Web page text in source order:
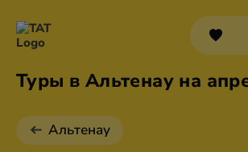
Туры в Альтенау на
Альтенау